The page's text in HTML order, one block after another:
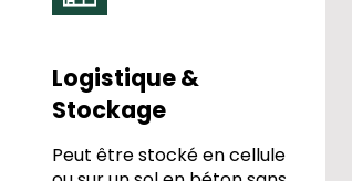
Logistique &
Stockage
Peut être stocké en cellule